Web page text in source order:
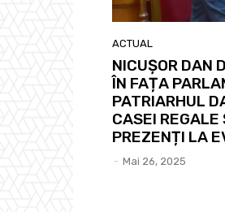
ACTUAL
NICUȘOR DAN
ÎN FAȚA
PATRIARHUL
CASEI
PREZENȚI LA
- Mai 26, 2025